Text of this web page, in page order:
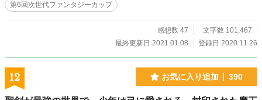
第6回次世代ファンタジーカップ
感想数 47
文字数 101,467
最終更新日 2021.01.08
登録日 2020.11.26
12 お気に入り追加 390